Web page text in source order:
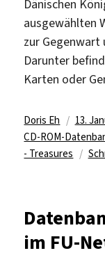
Dänischen
ausgewählten
zur Gegenwart
Darunter
Karten oder
Autor
Doris Eh
am
13.
CD-ROM-
- Treasures
im FU-